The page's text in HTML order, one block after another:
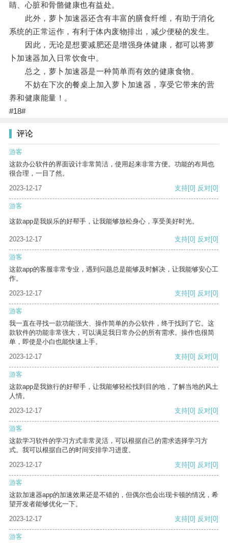
睛、心脏和骨骼健康也有益处。
此外，萝卜加速器还含有丰富的膳食纤维，有助于消化
系统的正常运作，有利于体内废物排出，减少便秘的发生。
因此，无论是想要减肥还是增强身体健康，都可以将萝
卜加速器加入日常饮食中。
总之，萝卜加速器是一种简单而有效的健康食物。
不妨在下次的餐桌上加入萝卜加速器，享受它带来的营
养和健康能量！。
#18#
评论
游客
这款办公软件的界面设计非常简洁，使用起来非常方便。功能的布局也
很合理，一目了然。
2023-12-17
支持[0] 反对[0]
游客
这款app是我娱乐的好帮手，让我能够放松身心，享受美好时光。
2023-12-17 支持[0] 反对[0]
游客
这款app的客服非常专业，遇到问题总是能够及时解决，让我能够安心工
作。
2023-12-17
支持[0] 反对[0]
游客
我一直在寻找一款功能强大、操作简单的办公软件，终于找到了它。这
款软件的功能非常强大，可以满足我日常办公的所有需求。操作也很简
单，即使是小白也能快速上手。
2023-12-17
支持[0] 反对[0]
游客
这款app是我旅行的好帮手，让我能够轻松找到目的地，了解当地的风土
人情。
2023-12-17
支持[0] 反对[0]
游客
这款学习软件的学习方式非常灵活，可以根据自己的需求选择学习方
式。我可以根据自己的时间安排学习进度。
2023-12-17
支持[0] 反对[0]
游客
这款加速器app的加速效果还是不错的，但偶尔也会出现卡顿的情况，希
望开发者能够优化一下。
2023-12-17
支持[0] 反对[0]
游客